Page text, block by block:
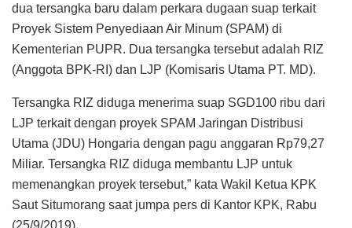
dua tersangka baru dalam perkara dugaan suap terkait
Proyek Sistem Penyediaan Air Minum (SPAM) di
Kementerian PUPR. Dua tersangka tersebut adalah RIZ
(Anggota BPK-RI) dan LJP (Komisaris Utama PT. MD).
Tersangka RIZ diduga menerima suap SGD100 ribu dari
LJP terkait dengan proyek SPAM Jaringan Distribusi
Utama (JDU) Hongaria dengan pagu anggaran Rp79,27
Miliar. Tersangka RIZ diduga membantu LJP untuk
memenangkan proyek tersebut,” kata Wakil Ketua KPK
Saut Situmorang saat jumpa pers di Kantor KPK, Rabu
(25/9/2019).